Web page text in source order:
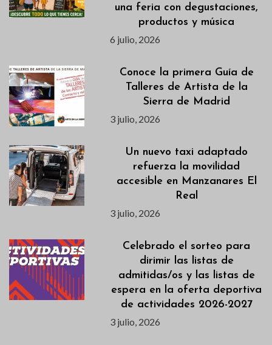
una feria con degustaciones,
productos y música
6 julio, 2026
Conoce la primera Guía de
Talleres de Artista de la
Sierra de Madrid
3 julio, 2026
Un nuevo taxi adaptado
refuerza la movilidad
accesible en Manzanares El
Real
3 julio, 2026
Celebrado el sorteo para
dirimir las listas de
admitidas/os y las listas de
espera en la oferta deportiva
de actividades 2026-2027
3 julio, 2026